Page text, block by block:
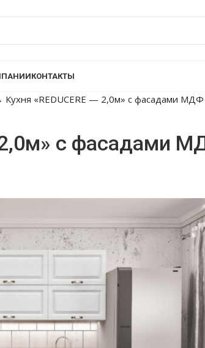
КОНТАКТЫ
Кухня «REDUCERE — 2,0м» с фасадами
2,0м» с фасадами